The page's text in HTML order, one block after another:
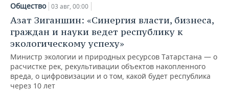
Общество 03 авг, 00:00
Азат Зиганшин: «Синергия власти, бизнеса,
граждан и науки ведет республику к
экологическому успеху»
Министр экологии и природных ресурсов Татарстана — о
расчистке рек, рекультивации объектов накопленного
вреда, о цифровизации и о том, какой будет республика
через 10 лет